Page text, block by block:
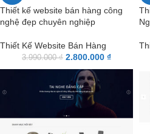
Thiết kế website bán hàng công
nghệ đẹp chuyên nghiệp
Thiết Kế Website Bán Hàng
3.990.000₫ 2.800.000 ₫